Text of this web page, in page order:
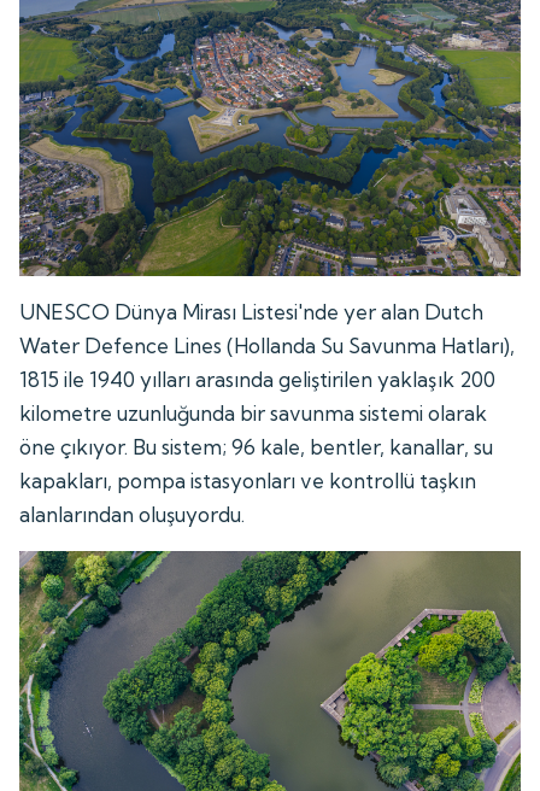
UNESCO Dünya Mirası Listesi'nde yer alan Dutch
Water Defence Lines (Hollanda Su Savunma Hatları),
1815 ile 1940 yılları arasında geliştirilen yaklaşık 200
kilometre uzunluğunda bir savunma sistemi olarak
öne çıkıyor. Bu sistem; 96 kale, bentler, kanallar, su
kapakları, pompa istasyonları ve kontrollü taşkın
alanlarından oluşuyordu.